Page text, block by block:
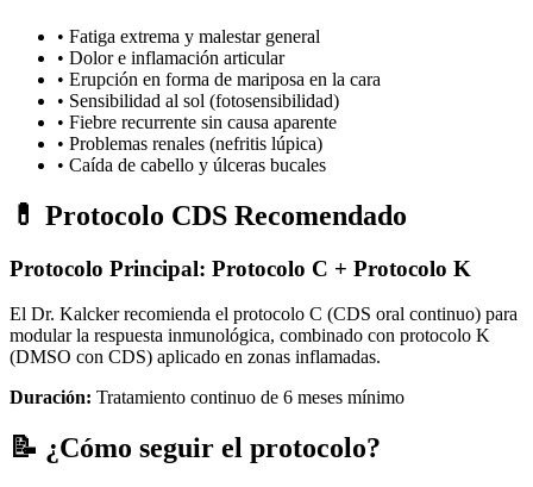
• Fatiga extrema y malestar general
• Dolor e inflamación articular
• Erupción en forma de mariposa en la cara
• Sensibilidad al sol (fotosensibilidad)
• Fiebre recurrente sin causa aparente
• Problemas renales (nefritis lúpica)
• Caída de cabello y úlceras bucales
💊 Protocolo CDS Recomendado
Protocolo Principal: Protocolo C + Protocolo K
El Dr. Kalcker recomienda el protocolo C (CDS oral continuo) para
modular la respuesta inmunológica, combinado con protocolo K
(DMSO con CDS) aplicado en zonas inflamadas.
Duración: Tratamiento continuo de 6 meses mínimo
📝 ¿Cómo seguir el protocolo?